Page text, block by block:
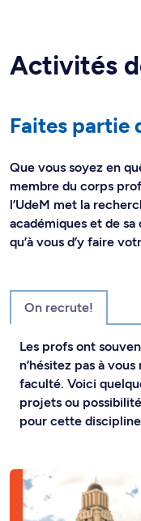
Activités
Faites partie
Que vous soyez en
membre du corps
l’UdeM met la
académiques et de
qu’à vous d’y faire
On recrute!
Les profs ont
n’hésitez pas à
faculté. Voici
projets ou
pour cette